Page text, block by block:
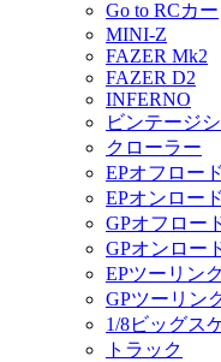
Go to RCカー
MINI-Z
FAZER Mk2
FAZER D2
INFERNO
ビンテージ
クローラー
EPオフロード
EPオンロード
GPオフロー
GPオンロー
EPツーリン
GPツーリン
1/8ビッグス
トラック